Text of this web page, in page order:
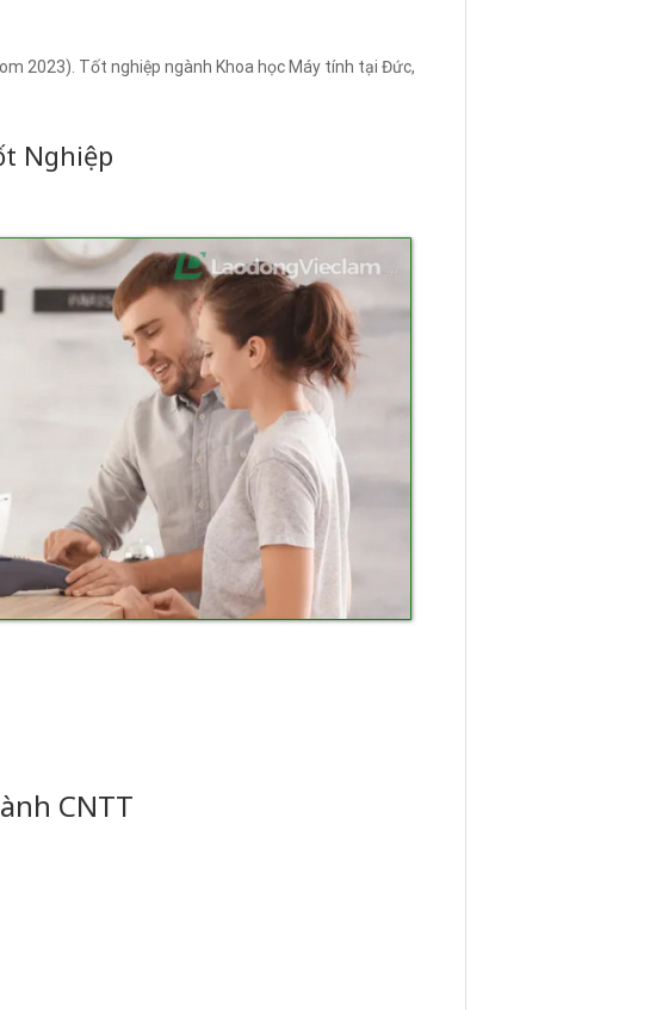
2023). Tốt nghiệp ngành Khoa học Máy tính tại Đức,
Nghiệp
CNTT